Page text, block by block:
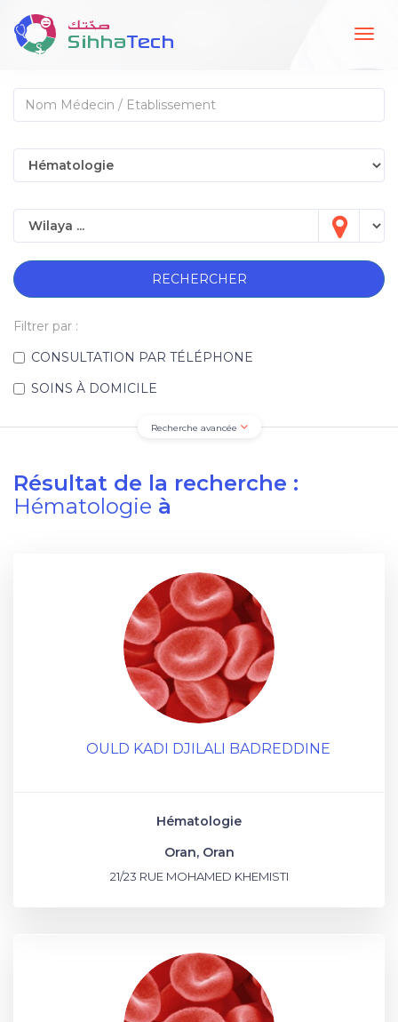
RECHERCHER
Filtrer par :
CONSULTATION PAR TÉLÉPHONE
SOINS À DOMICILE
Recherche avancée
Résultat de la recherche :
Hématologie à
OULD KADI DJILALI BADREDDINE
Hématologie
Oran, Oran
21/23 RUE MOHAMED KHEMISTI